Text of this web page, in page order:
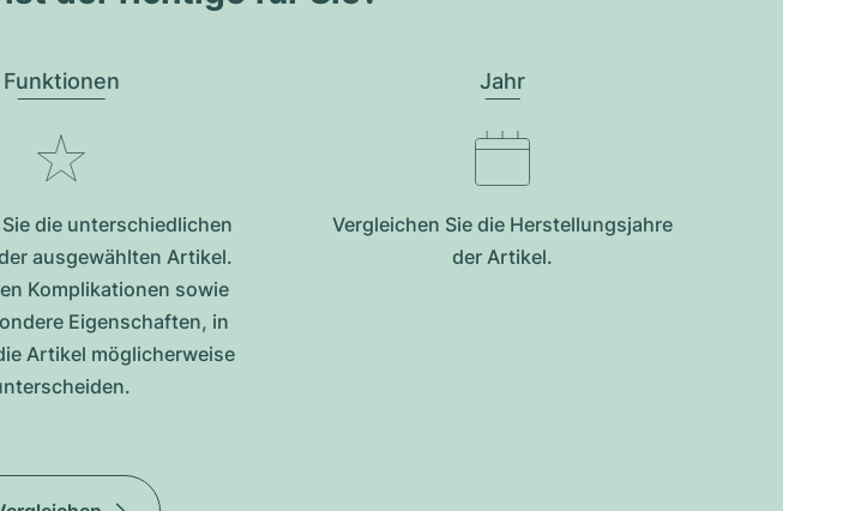
Funktionen
die unterschiedlichen
ausgewählten Artikel.
Komplikationen sowie
Eigenschaften, in
Artikel möglicherweise
Jahr
Vergleichen Sie die Herstellungsjahre
der Artikel.